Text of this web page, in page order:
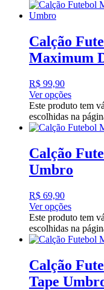
Calção
Maximum
R$ 99,90
Ver opções
Este produto tem
escolhidas na
Calção
Umbro
R$ 69,90
Ver opções
Este produto tem
escolhidas na
Calção
Tape